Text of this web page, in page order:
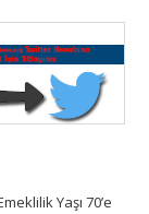
Yaşı 70’e